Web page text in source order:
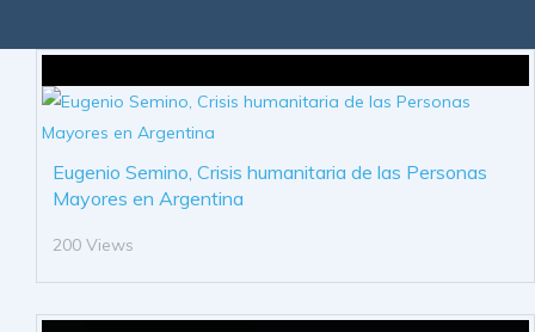
Eugenio Semino, Crisis humanitaria de las Personas
Mayores en Argentina
200 Views